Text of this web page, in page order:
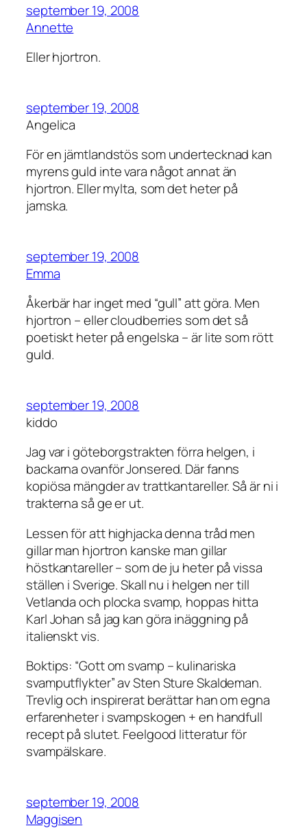
september 19, 2008
Annette
Eller hjortron.
september 19, 2008
Angelica
För en jämtlandstös som undertecknad kan
myrens guld inte vara något annat än
hjortron. Eller mylta, som det heter på
jamska.
september 19, 2008
Emma
Åkerbär har inget med “gull” att göra. Men
hjortron – eller cloudberries som det så
poetiskt heter på engelska – är lite som rött
guld.
september 19, 2008
kiddo
Jag var i göteborgstrakten förra helgen, i
backarna ovanför Jonsered. Där fanns
kopiösa mängder av trattkantareller. Så är ni i
trakterna så ge er ut.
Lessen för att highjacka denna tråd men
gillar man hjortron kanske man gillar
höstkantareller – som de ju heter på vissa
ställen i Sverige. Skall nu i helgen ner till
Vetlanda och plocka svamp, hoppas hitta
Karl Johan så jag kan göra inäggning på
italienskt vis.
Boktips: “Gott om svamp – kulinariska
svamputflykter” av Sten Sture Skaldeman.
Trevlig och inspirerat berättar han om egna
erfarenheter i svampskogen + en handfull
recept på slutet. Feelgood litteratur för
svampälskare.
september 19, 2008
Maggisen